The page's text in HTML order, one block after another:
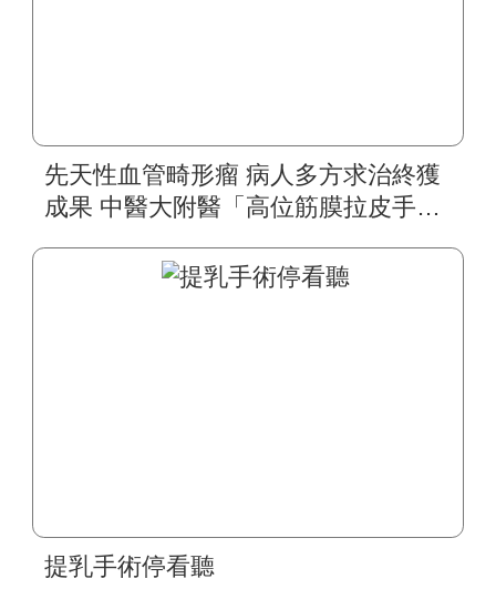
先天性血管畸形瘤 病人多方求治終獲
成果 中醫大附醫「高位筋膜拉皮手
會 幫助「草莓女孩」重展笑顏
提乳手術停看聽